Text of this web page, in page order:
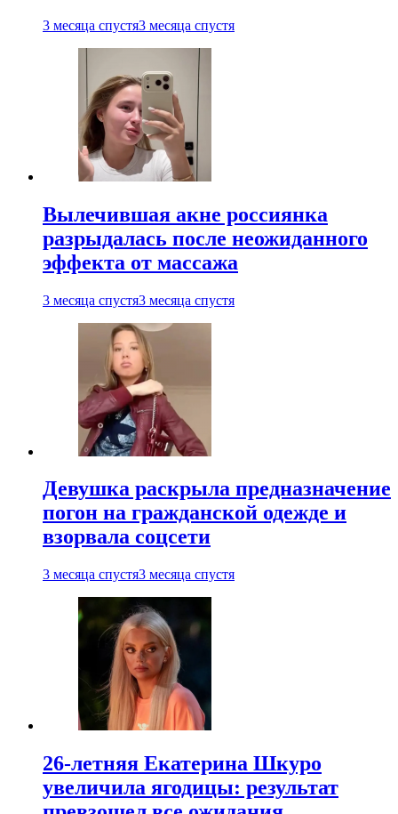
3 месяца спустя3 месяца спустя
Вылечившая акне россиянка
разрыдалась после неожиданного
эффекта от массажа
3 месяца спустя3 месяца спустя
Девушка раскрыла предназначение
погон на гражданской одежде и
взорвала соцсети
3 месяца спустя3 месяца спустя
26-летняя Екатерина Шкуро
увеличила ягодицы: результат